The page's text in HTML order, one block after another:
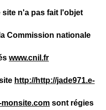
n'a pas fait l'objet
Commission nationale
www.cnil.fr
http://http://jade971.e-
monsite.com sont régies